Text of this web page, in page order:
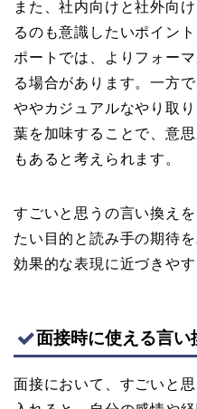
また、社内向けと社外向
るのも意識したいポイン
ポートでは、よりフォー
る場合があります。一方
ややカジュアルなやり取
葉を加味することで、意
もあると考えられます。
すごいと思うの言い換え
たい目的と読み手の期待
効果的な表現に近づきやす
面接時に使える言い
面接において、すごいと